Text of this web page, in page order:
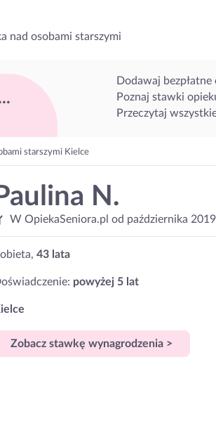
nad osobami starszymi
Dodawaj bezpłatne
Poznaj stawki
Przeczytaj
starszymi Kielce
N.
W OpiekaSeniora.pl od października 2019
43 lata
powyżej 5 lat
Zobacz stawkę wynagrodzenia >